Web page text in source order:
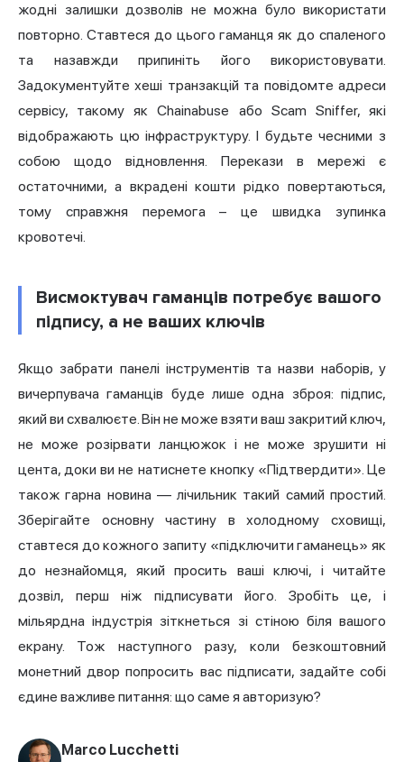
жодні залишки дозволів не можна було використати
повторно. Ставтеся до цього гаманця як до спаленого
та назавжди припиніть його використовувати.
Задокументуйте хеші транзакцій та повідомте адреси
сервісу, такому як Chainabuse або Scam Sniffer, які
відображають цю інфраструктуру. І будьте чесними з
собою щодо відновлення. Перекази в мережі є
остаточними, а вкрадені кошти рідко повертаються,
тому справжня перемога – це швидка зупинка
кровотечі.
Висмоктувач гаманців потребує вашого
підпису, а не ваших ключів
Якщо забрати панелі інструментів та назви наборів, у
вичерпувача гаманців буде лише одна зброя: підпис,
який ви схвалюєте. Він не може взяти ваш закритий ключ,
не може розірвати ланцюжок і не може зрушити ні
цента, доки ви не натиснете кнопку «Підтвердити». Це
також гарна новина — лічильник такий самий простий.
Зберігайте основну частину в холодному сховищі,
ставтеся до кожного запиту «підключити гаманець» як
до незнайомця, який просить ваші ключі, і читайте
дозвіл, перш ніж підписувати його. Зробіть це, і
мільярдна індустрія зіткнеться зі стіною біля вашого
екрану. Тож наступного разу, коли безкоштовний
монетний двор попросить вас підписати, задайте собі
єдине важливе питання: що саме я авторизую?
Marco Lucchetti